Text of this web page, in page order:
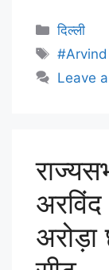
दिल्ली
Leave